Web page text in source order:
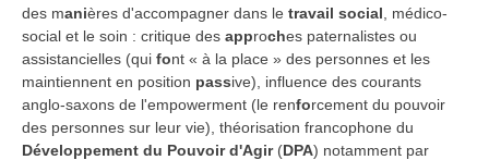
des manières d'accompagner dans le travail social , médico-
social et le soin : critique des approches paternalistes ou
assistancielles (qui font « à la place » des personnes et les
maintiennent en position passive), influence des courants
anglo-saxons de l'empowerment (le renforcement du pouvoir
des personnes sur leur vie), théorisation francophone du
Développement du Pouvoir d'Agir(DPA) notamment par